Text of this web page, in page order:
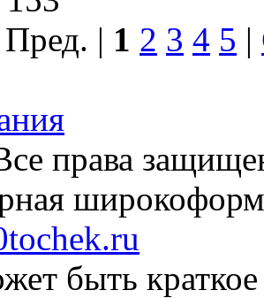
| 1 2 3 4 5 |
права
быть